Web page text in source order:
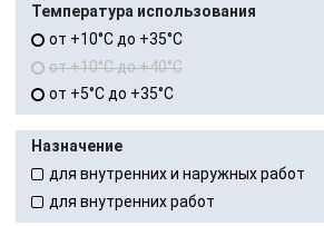
Температура использования
от +10°C до +35°C
от +10°C до +40°C
от +5°C до +35°C
Назначение
для внутренних и наружных работ
для внутренних работ